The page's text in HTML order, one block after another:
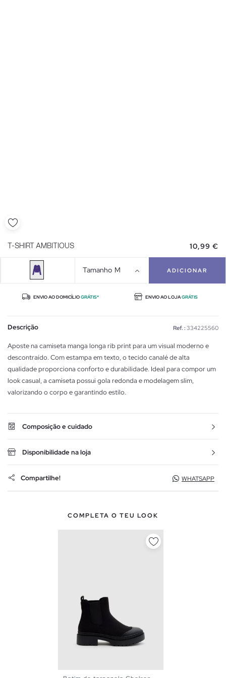
T-SHIRT AMBITIOUS 10,99 €
Tamanho M ADICIONAR
ENVIO AO DOMICÍLIOGRÁTIS* ENVIO AO LOJAGRÁTIS
Descrição Ref. : 334225560
Aposte na camiseta manga longa rib print para um visual moderno e
descontraído. Com estampa em texto, o tecido canalé de alta
qualidade proporciona conforto e durabilidade. Ideal para compor um
look casual, a camiseta possui gola redonda e modelagem slim,
valorizando o corpo e garantindo estilo.
Composição e cuidado
Disponibilidade na loja
Compartilhe! WHATSAPP
COMPLETA O TEU LOOK